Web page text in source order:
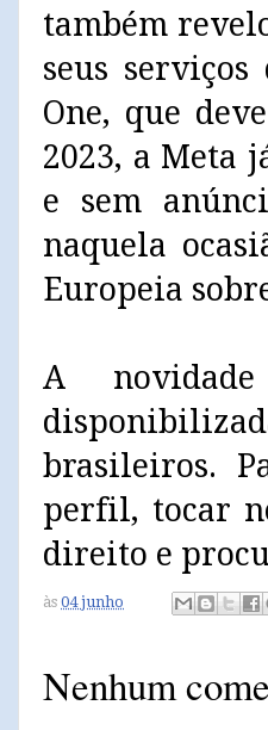
também
seus
One, que
2023, a Meta
e sem
naquela
Europeia
A
brasileiros.
perfil, tocar
direito e
às 04 junho
Nenhum